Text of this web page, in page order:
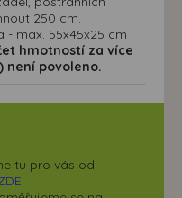
250 cm.
- max. 55x45x25 cm
hmotností za více
není povoleno.
tu pro vás od